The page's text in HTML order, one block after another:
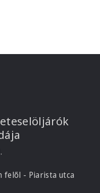
felől - Piarista utca